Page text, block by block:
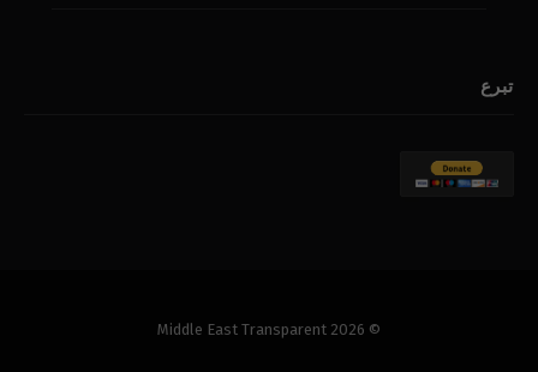
تبرع
© 2026 Middle East Transparent